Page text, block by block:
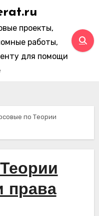
проекты,
работы,
для помощи
по Теории
права